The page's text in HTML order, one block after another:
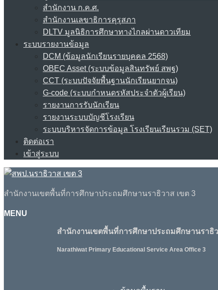
สำนักงาน ก.ค.ศ.
สำนักงานเลขาธิการคุรุสภา
DLTV มูลนิธิการศึกษาทางไกลผ่านดาวเทียม
ระบบรายงานข้อมูล
DCM (ข้อมูลนักเรียนรายบุคคล 2568)
OBEC Asset (ระบบข้อมูลสินทรัพย์ สพฐ)
CCT (ระบบปัจจัยพื้นฐานนักเรียนยากจน)
G-code (ระบบกำหนดรหัสประจำตัวผู้เรียน)
รายงานการรับนักเรียน
รายงานระบบบัญชีโรงเรียน
ระบบบริหารจัดการข้อมูล โรงเรียนเรียนรวม (SET)
ติดต่อเรา
เข้าสู่ระบบ
สำนักงานเขตพื้นที่การศึกษาประถมศึกษานราธิวาส เขต 3
MENU
สำนักงานเขตพื้นที่การศึกษาประถมศึกษานราธิว
Narathiwat Primary Educational Service Area Office 3